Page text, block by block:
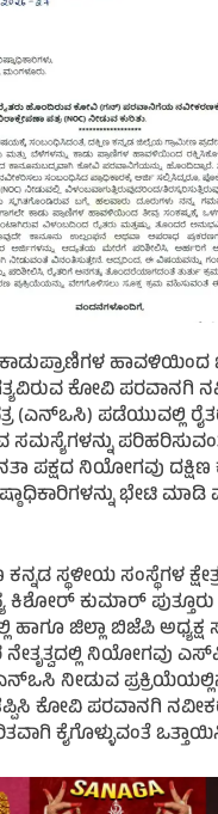
ಕಾಡುಪ್ರಾಣಿಗಳ
ಕೋವಿ ಪರವಾನಗಿ
(ಎನ್‌ಒಸಿ) ಪಡೆಯುವಲ್ಲಿ
ಸಮಸ್ಯೆಗಳನ್ನು
ಪಕ್ಷದ ನಿಯೋಗವು ದಕ್ಷಿಣ
ಭೇಟಿ
ಸ್ಥಳೀಯ ಸಂಸ್ಥೆಗಳ
ಕಿಶೋರ್ ಕುಮಾರ್
ಹಾಗೂ ಜಿಲ್ಲಾ ಬಿಜೆಪಿ
ನಿಯೋಗವು
ನೀಡುವ
ಕೋವಿ ಪರವಾನಗಿ
ಕೈಗೊಳ್ಳುವಂತೆ